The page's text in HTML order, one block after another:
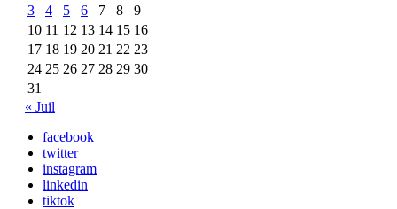
3
4 5 6 7 8
9
10 11 12 13 14 15 16
17 18 19 20 21 22 23
24 25 26 27 28 29 30
31
« Juil
facebook
twitter
instagram
linkedin
tiktok